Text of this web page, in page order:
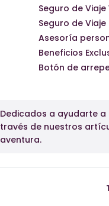
Seguro de
Seguro de Viaje
Asesoría
Beneficios
Botón de
Dedicados a ayudarte
través de nuestros
aventura.